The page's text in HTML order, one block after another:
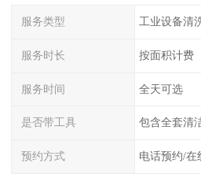
服务类型
服务时长 按面积计费
服务时间 全天可选
是否带工具 包含全套清
预约方式 电话预约/在